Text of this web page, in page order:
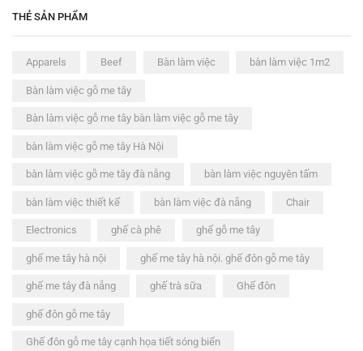
THẺ SẢN PHẨM
Apparels Beef Bàn làm việc bàn làm việc 1m2
Bàn làm việc gỗ me tây
Bàn làm việc gỗ me tây bàn làm việc gỗ me tây
bàn làm việc gỗ me tây Hà Nội
bàn làm việc gỗ me tây đà nẵng bàn làm việc nguyên tấm
bàn làm việc thiết kế bàn làm việc đà nẵng Chair
Electronics ghế cà phê ghế gỗ me tây
ghế me tây hà nội ghế me tây hà nội. ghế đôn gỗ me tây
ghế me tây đà nẵng ghế trà sữa Ghế đôn
ghế đôn gỗ me tây
Ghế đôn gỗ me tây cạnh họa tiết sóng biển